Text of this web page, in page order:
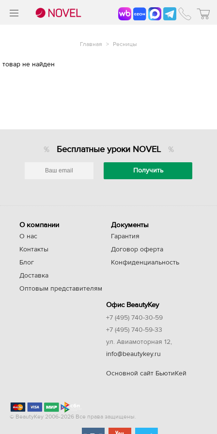
Главная > Ресницы
товар не найден
Бесплатные уроки NOVEL
О компании
О нас
Контакты
Блог
Доставка
Оптовым представителям
Документы
Гарантия
Договор оферта
Конфиденциальность
Офис BeautyKey
+7 (495) 740-30-59
+7 (495) 740-59-33
ул. Авиамоторная 12,
info@beautykey.ru
Основной сайт БьютиКей
© BeautyKey 2006-2026 Все права защищены.